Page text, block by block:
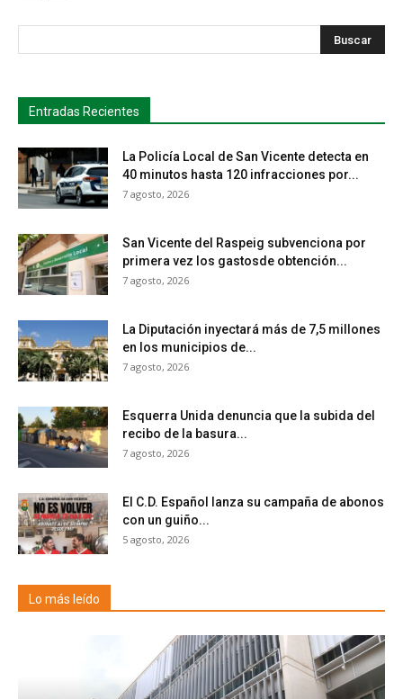
Entradas Recientes
La Policía Local de San Vicente detecta en
40 minutos hasta 120 infracciones por...
7 agosto, 2026
San Vicente del Raspeig subvenciona por
primera vez los gastosde obtención...
7 agosto, 2026
La Diputación inyectará más de 7,5 millones
en los municipios de...
7 agosto, 2026
Esquerra Unida denuncia que la subida del
recibo de la basura...
7 agosto, 2026
El C.D. Español lanza su campaña de abonos
con un guiño...
5 agosto, 2026
Lo más leído